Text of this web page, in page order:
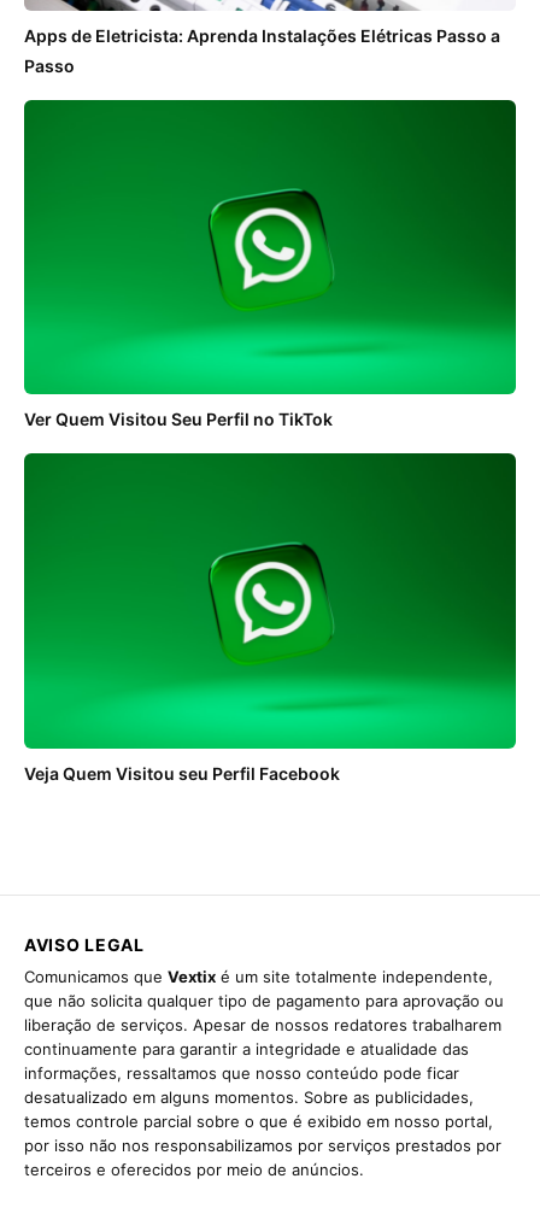
Apps de Eletricista: Aprenda Instalações Elétricas Passo a
Passo
Ver Quem Visitou Seu Perfil no TikTok
Veja Quem Visitou seu Perfil Facebook
AVISO LEGAL
Comunicamos que Vextix é um site totalmente independente,
que não solicita qualquer tipo de pagamento para aprovação ou
liberação de serviços. Apesar de nossos redatores trabalharem
continuamente para garantir a integridade e atualidade das
informações, ressaltamos que nosso conteúdo pode ficar
desatualizado em alguns momentos. Sobre as publicidades,
temos controle parcial sobre o que é exibido em nosso portal,
por isso não nos responsabilizamos por serviços prestados por
terceiros e oferecidos por meio de anúncios.